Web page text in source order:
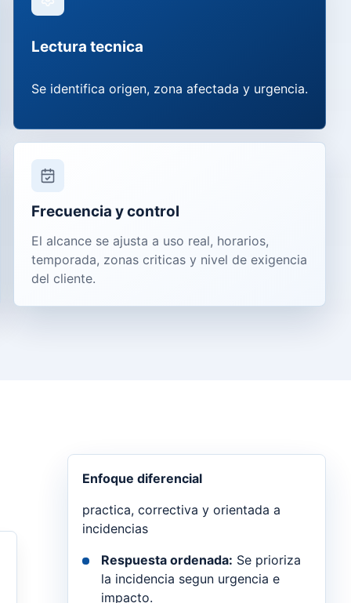
Lectura tecnica
Se identifica origen, zona afectada y urgencia.
Frecuencia y control
El alcance se ajusta a uso real, horarios,
temporada, zonas criticas y nivel de exigencia
del cliente.
Enfoque diferencial
practica, correctiva y orientada a
incidencias
Respuesta ordenada: Se prioriza
la incidencia segun urgencia e
impacto.